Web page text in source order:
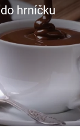
hrníčku